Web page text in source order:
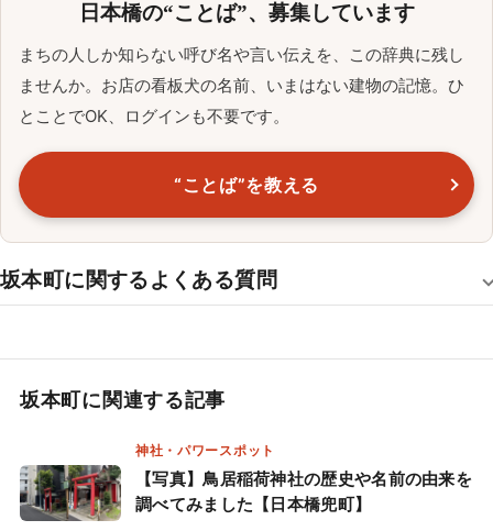
日本橋の“ことば”、募集しています
まちの人しか知らない呼び名や言い伝えを、この辞典に残し
ませんか。お店の看板犬の名前、いまはない建物の記憶。ひ
とことでOK、ログインも不要です。
“ことば”を教える
坂本町に関するよくある質問
坂本町に関連する記事
神社・パワースポット
【写真】鳥居稲荷神社の歴史や名前の由来を
調べてみました【日本橋兜町】